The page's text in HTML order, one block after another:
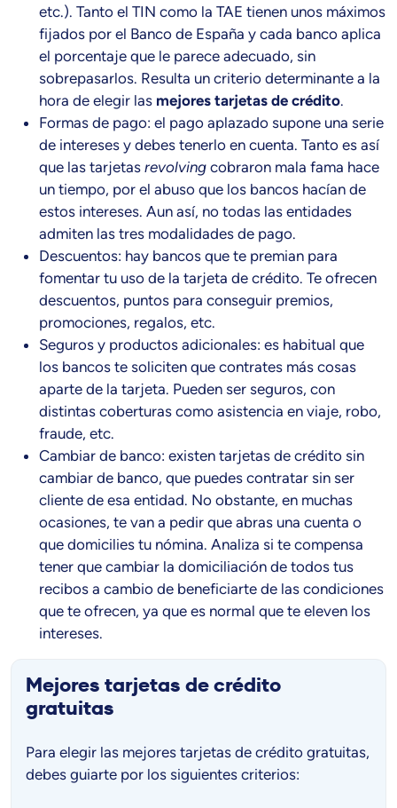
etc.). Tanto el TIN como la TAE tienen unos máximos
fijados por el Banco de España y cada banco aplica
el porcentaje que le parece adecuado, sin
sobrepasarlos. Resulta un criterio determinante a la
hora de elegir las mejores tarjetas de crédito.
Formas de pago: el pago aplazado supone una serie
de intereses y debes tenerlo en cuenta. Tanto es así
que las tarjetas revolving cobraron mala fama hace
un tiempo, por el abuso que los bancos hacían de
estos intereses. Aun así, no todas las entidades
admiten las tres modalidades de pago.
Descuentos: hay bancos que te premian para
fomentar tu uso de la tarjeta de crédito. Te ofrecen
descuentos, puntos para conseguir premios,
promociones, regalos, etc.
Seguros y productos adicionales: es habitual que
los bancos te soliciten que contrates más cosas
aparte de la tarjeta. Pueden ser seguros, con
distintas coberturas como asistencia en viaje, robo,
fraude, etc.
Cambiar de banco: existen tarjetas de crédito sin
cambiar de banco, que puedes contratar sin ser
cliente de esa entidad. No obstante, en muchas
ocasiones, te van a pedir que abras una cuenta o
que domicilies tu nómina. Analiza si te compensa
tener que cambiar la domiciliación de todos tus
recibos a cambio de beneficiarte de las condiciones
que te ofrecen, ya que es normal que te eleven los
intereses.
Mejores tarjetas de crédito
gratuitas
Para elegir las mejores tarjetas de crédito gratuitas,
debes guiarte por los siguientes criterios: